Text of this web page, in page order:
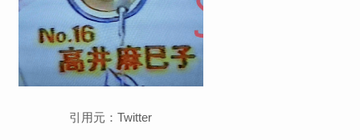
引用元：Twitter